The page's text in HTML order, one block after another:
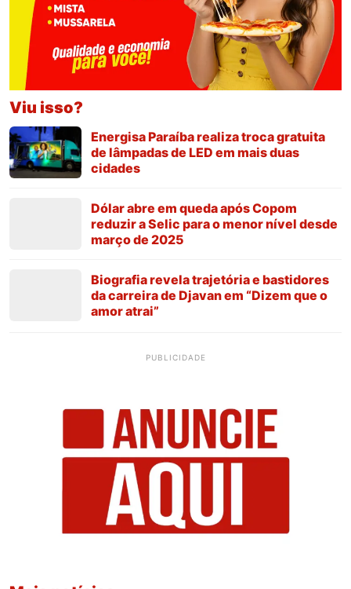
Viu isso?
Energisa Paraíba realiza troca gratuita
de lâmpadas de LED em mais duas
cidades
Dólar abre em queda após Copom
reduzir a Selic para o menor nível desde
março de 2025
Biografia revela trajetória e bastidores
da carreira de Djavan em “Dizem que o
amor atrai”
PUBLICIDADE